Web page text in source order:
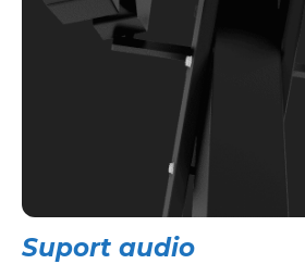
Suport audio